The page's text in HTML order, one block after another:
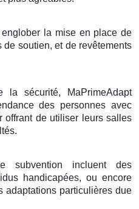
la mise en place de
soutien, et de revêtements
la sécurité, MaPrimeAdapt
des personnes avec
offrant de utiliser leurs salles
subvention incluent des
handicapées, ou encore
adaptations particulières due